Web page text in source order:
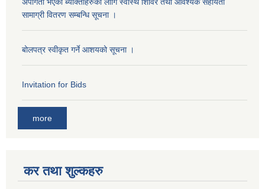
अपांगता भएको ब्याक्तीहरुका लागि स्वास्थ शिविर तथा आवश्यक सहायता
सामाग्री वितरण सम्बन्धि सूचना ।
बोलपत्र स्वीकृत गर्ने आशयको सूचना ।
Invitation for Bids
more
कर तथा शुल्कहरु